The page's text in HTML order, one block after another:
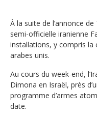
À la suite de l’annonce
semi-officielle iranienne
installations, y compris la
arabes unis.
Au cours du week-end,
Dimona en Israël, près
programme d’armes
date.